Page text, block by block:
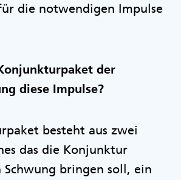
die notwendigen Impulse
der
diese Impulse?
besteht aus zwei
das die Konjunktur
bringen soll, ein